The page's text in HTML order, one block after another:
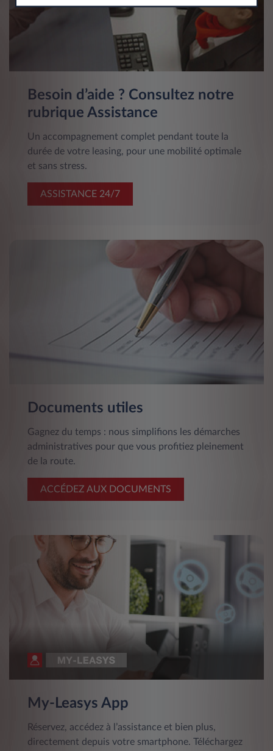
Besoin d’aide ? Consultez notre
rubrique Assistance
Un accompagnement complet pendant toute la
durée de votre leasing, pour une mobilité optimale
et sans stress.
ASSISTANCE 24/7
Documents utiles
Gagnez du temps : nous simplifions les démarches
administratives pour que vous profitiez pleinement
de la route.
ACCÉDEZ AUX DOCUMENTS
My-Leasys App
Réservez, accédez à l’assistance et bien plus,
directement depuis votre smartphone. Téléchargez